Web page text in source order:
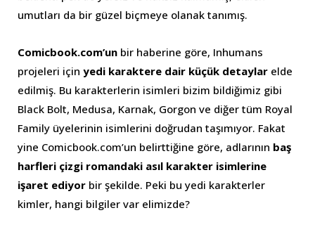
umutları da bir güzel biçmeye olanak tanımış.
Comicbook.com’un bir haberine göre, Inhumans
projeleri için yedi karaktere dair küçük detaylar elde
edilmiş. Bu karakterlerin isimleri bizim bildiğimiz gibi
Black Bolt, Medusa, Karnak, Gorgon ve diğer tüm Royal
Family üyelerinin isimlerini doğrudan taşımıyor. Fakat
yine Comicbook.com’un belirttiğine göre, adlarının baş
harfleri çizgi romandaki asıl karakter isimlerine
işaret ediyor bir şekilde. Peki bu yedi karakterler
kimler, hangi bilgiler var elimizde?